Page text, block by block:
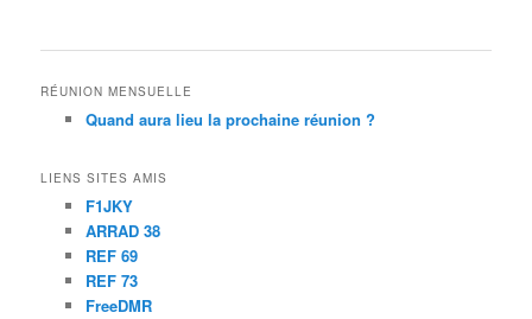
RÉUNION MENSUELLE
Quand aura lieu la prochaine réunion ?
LIENS SITES AMIS
F1JKY
ARRAD 38
REF 69
REF 73
FreeDMR